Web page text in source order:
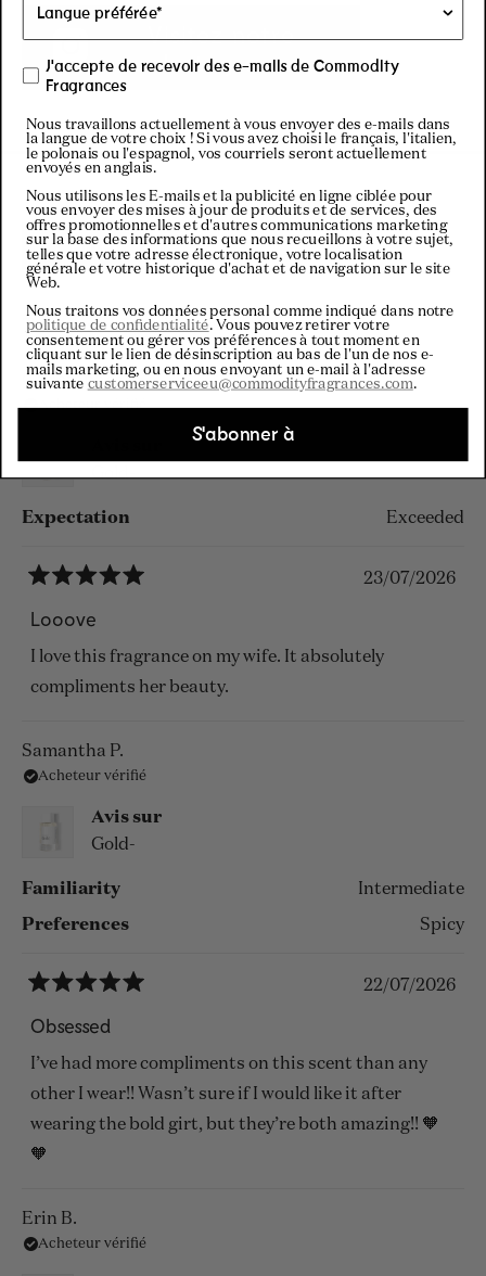
Visitez notre
Instagram
Filtres
Trier
Christopher E.
Acheteur vérifié
Gold-
Expectation Exceeded
5
sur
5
étoiles
23/07/2026
Looove
I love this fragrance on my wife. It absolutely
compliments her beauty.
Samantha P.
Acheteur vérifié
Avis sur
Gold-
Familiarity Intermediate
Preferences Spicy
5
sur
5
étoiles
22/07/2026
Obsessed
I’ve had more compliments on this scent than any
other I wear!! Wasn’t sure if I would like it after
wearing the bold girt, but they’re both amazing!! 🧡
🧡
Erin B.
Acheteur vérifié
Chargement...
J'accepte de recevoir des e-mails de Commodity
Fragrances
Nous travaillons actuellement à vous envoyer des e-mails dans
la langue de votre choix ! Si vous avez choisi le français, l'italien,
le polonais ou l'espagnol, vos courriels seront actuellement
envoyés en anglais.
Nous utilisons les E-mails et la publicité en ligne ciblée pour
vous envoyer des mises à jour de produits et de services, des
offres promotionnelles et d'autres communications marketing
sur la base des informations que nous recueillons à votre sujet,
telles que votre adresse électronique, votre localisation
générale et votre historique d'achat et de navigation sur le site
Web.
Nous traitons vos données personal comme indiqué dans notre
politique de confidentialité. Vous pouvez retirer votre
consentement ou gérer vos préférences à tout moment en
cliquant sur le lien de désinscription au bas de l'un de nos e-
mails marketing, ou en nous envoyant un e-mail à l'adresse
suivante customerserviceeu@commodityfragrances.com.
S'abonner à